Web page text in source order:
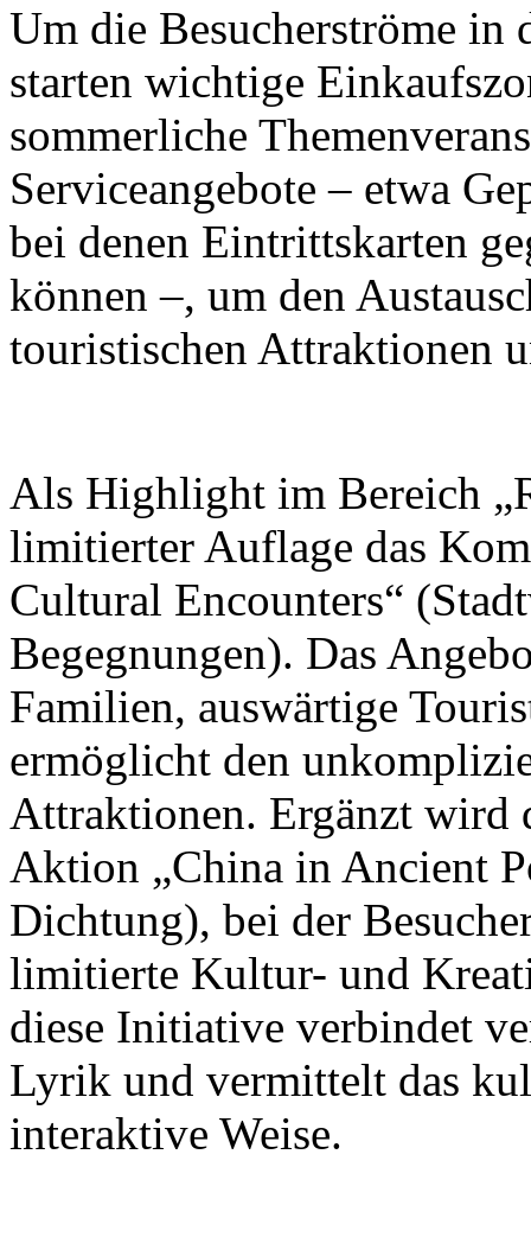
Um die Besucherströme in
starten wichtige
sommerliche
Serviceangebote – etwa
bei denen Eintrittskarten
können –, um den
touristischen Attraktionen
Als Highlight im Bereich
limitierter Auflage das
Cultural Encounters“
Begegnungen). Das
Familien, auswärtige
ermöglicht den
Attraktionen. Ergänzt wird
Aktion „China in Ancient
Dichtung), bei der
limitierte Kultur- und
diese Initiative verbindet
Lyrik und vermittelt das
interaktive Weise.